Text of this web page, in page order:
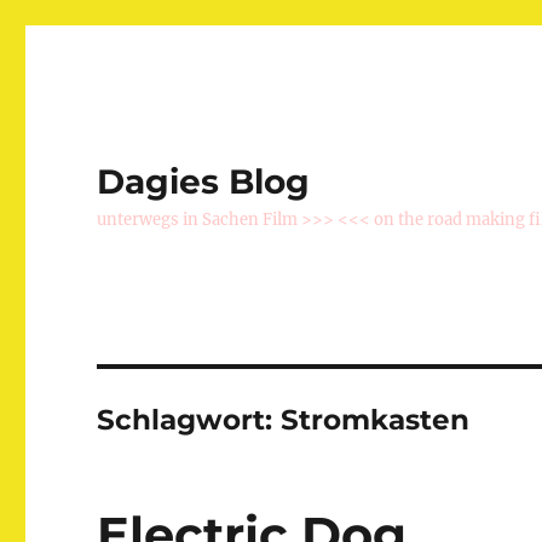
Dagies Blog
unterwegs in Sachen Film >>> <<< on the road making
Schlagwort:Stromkasten